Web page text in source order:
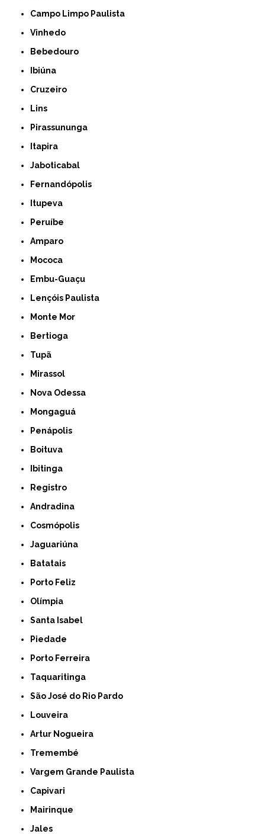
Campo Limpo Paulista
Vinhedo
Bebedouro
Ibiúna
Cruzeiro
Lins
Pirassununga
Itapira
Jaboticabal
Fernandópolis
Itupeva
Peruíbe
Amparo
Mococa
Embu-Guaçu
Lençóis Paulista
Monte Mor
Bertioga
Tupã
Mirassol
Nova Odessa
Mongaguá
Penápolis
Boituva
Ibitinga
Registro
Andradina
Cosmópolis
Jaguariúna
Batatais
Porto Feliz
Olímpia
Santa Isabel
Piedade
Porto Ferreira
Taquaritinga
São José do Rio Pardo
Louveira
Artur Nogueira
Tremembé
Vargem Grande Paulista
Capivari
Mairinque
Jales